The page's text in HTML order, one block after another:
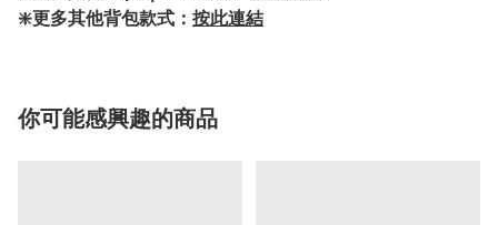
❇️更多其他背包款式： 按此連結
你可能感興趣的商品